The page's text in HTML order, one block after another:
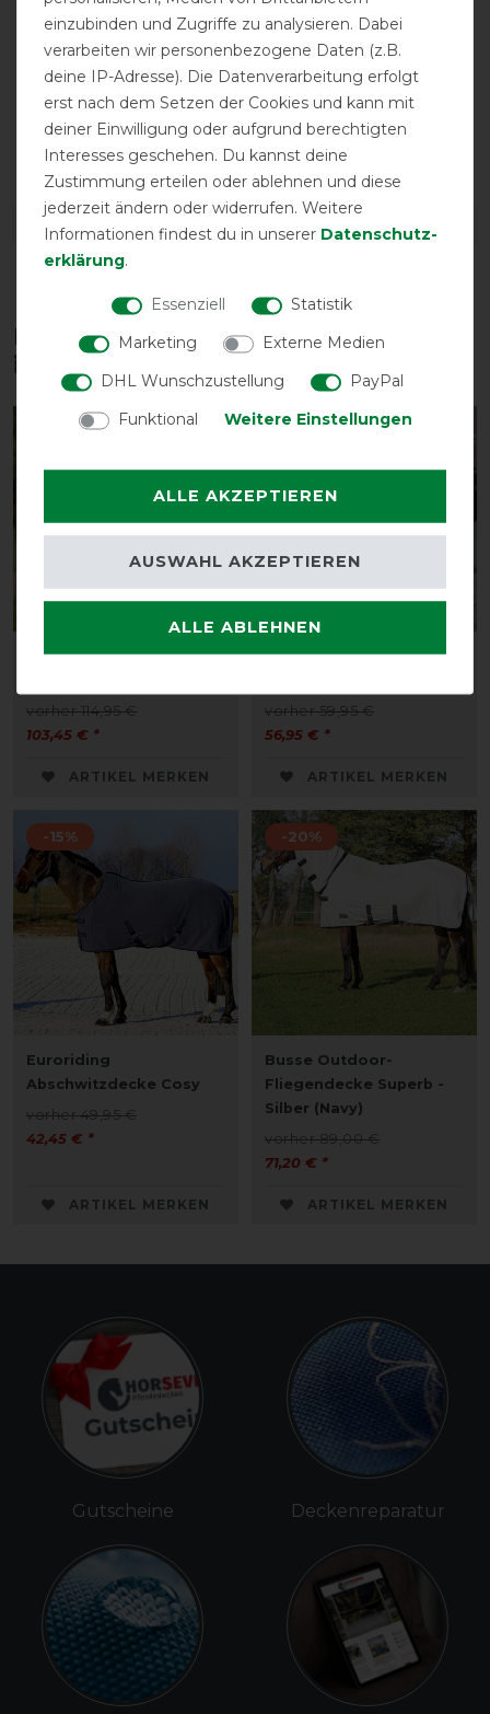
Frontverschluss
festes Halsteil
DETAILS ZUR PRODUKTSICHERHEIT
Diese Produkte könnten dich auch
interessieren
Horseware Signature
vorher 114,95 €
103,45 € *
ARTIKEL MERKEN
Equithème Classic Polar
vorher 59,95 €
56,95 € *
ARTIKEL MERKEN
-15%
Euroriding
Abschwitzdecke Cosy
vorher 49,95 €
42,45 € *
ARTIKEL MERKEN
-20%
Busse Outdoor-
Fliegendecke Superb -
Silber (Navy)
vorher 89,00 €
71,20 € *
ARTIKEL MERKEN
Gutscheine Deckenreparatur
einzubinden und Zugriffe zu analysieren. Dabei
verarbeiten wir personenbezogene Daten (z.B.
deine IP-Adresse). Die Datenverarbeitung erfolgt
erst nach dem Setzen der Cookies und kann mit
deiner Einwilligung oder aufgrund berechtigten
Interesses geschehen. Du kannst deine
Zustimmung erteilen oder ablehnen und diese
jederzeit ändern oder widerrufen. Weitere
Informationen findest du in unserer Daten­schutz­
erklärung.
Essenziell
Statistik
Marketing
Externe Medien
DHL Wunschzustellung
PayPal
Funktional
Weitere Einstellungen
ALLE AKZEPTIEREN
ALLE ABLEHNEN
AUSWAHL AKZEPTIEREN